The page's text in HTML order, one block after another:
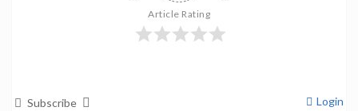
Article Rating
Subscribe Login